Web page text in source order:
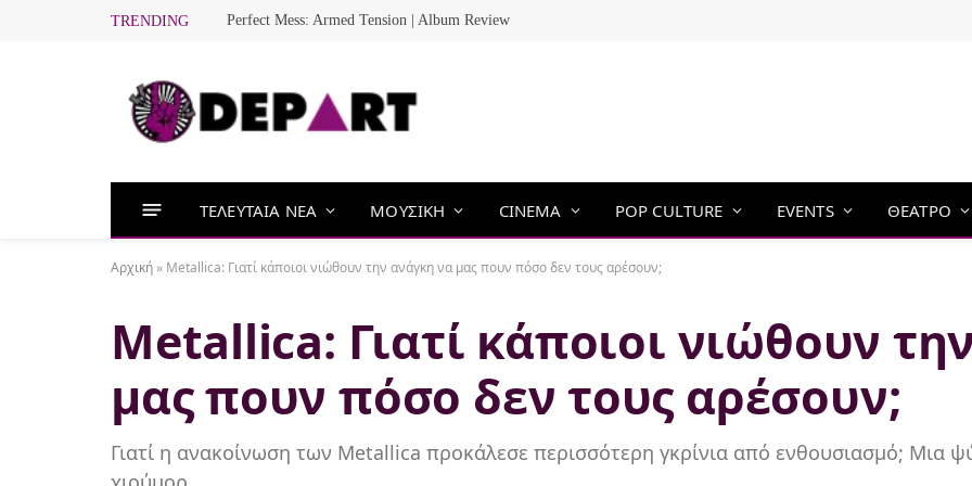
TRENDING Perfect Mess: Armed Tension | Album Review
ΤΕΛΕΥΤΑΙΑ ΝΕΑ ΜΟΥΣΙΚΗ CINEMA POP CULTURE EVENTS ΘΕΑΤΡΟ
Αρχική » Metallica: Γιατί κάποιοι νιώθουν την ανάγκη να μας πουν πόσο δεν τους αρέσουν;
Metallica: Γιατί κάποιοι νιώθουν
μας πουν πόσο δεν τους αρέσουν;
Γιατί η ανακοίνωση των Metallica προκάλεσε περισσότερη γκρίνια από ενθουσιασμό; Μια